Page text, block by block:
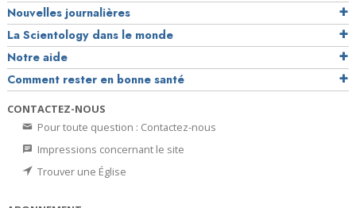
Nouvelles journalières
La Scientology dans le monde
Notre aide
Comment rester en bonne santé
CONTACTEZ-NOUS
Pour toute question : Contactez-nous
Impressions concernant le site
Trouver une Église